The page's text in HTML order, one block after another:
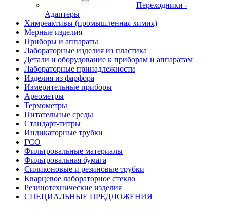
Переходники -
Адаптеры
Химреактивы (промышленная химия)
Мерные изделия
Приборы и аппараты
Лабораторные изделия из пластика
Детали и оборудование к приборам и аппаратам
Лабораторные принадлежности
Изделия из фарфора
Измерительные приборы
Ареометры
Термометры
Питательные среды
Стандарт-титры
Индикаторные трубки
ГСО
Фильтровальные материалы
Фильтровальная бумага
Силиконовые и резиновые трубки
Кварцевое лабораторное стекло
Резинотехнические изделия
СПЕЦИАЛЬНЫЕ ПРЕДЛОЖЕНИЯ